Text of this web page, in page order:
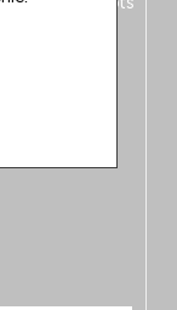
hotspots